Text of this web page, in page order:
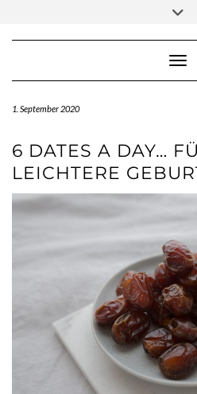
1. September 2020
6 DATES A DAY…
LEICHTERE